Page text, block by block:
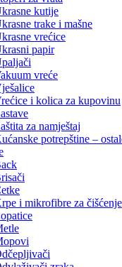
kutije
trake i mašne
vrećice
papir
vreće
i kolica za kupovinu
za namještaj
potrepštine –
i mikrofibre za čišćenje